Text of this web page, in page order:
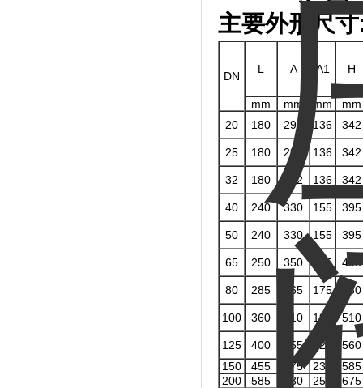
主要外形尺寸
DN
L A A1 H
mm mm mm
mm
20
180 292 136 342
25 180 292 136 342
32 180 292 136 342
40 240 330 155 395
50 240 330 155 395
65 250 350 165 405
80 285 365 175 430
100 360 410 195 510
125 400 455 220
560
150
455 475 230
585
200
585 530 255
675